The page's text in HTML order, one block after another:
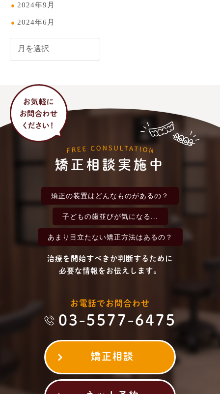
2024年9月
2024年6月
矯正相談実施中
矯正の装置は どんなものがあるの？
子どもの歯並びが気になる...
あまり目立たない矯正方法はあるの？
治療を開始すべきか判断するために
必要な情報をお伝えします。
お電話でお問合わせ
03-5577-6475
矯正相談